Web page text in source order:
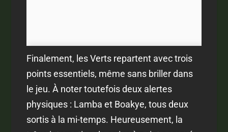
Finalement, les Verts repartent avec trois
points essentiels, même sans briller dans
le jeu. À noter toutefois deux alertes
physiques : Lamba et Boakye, tous deux
sortis à la mi-temps. Heureusement, la